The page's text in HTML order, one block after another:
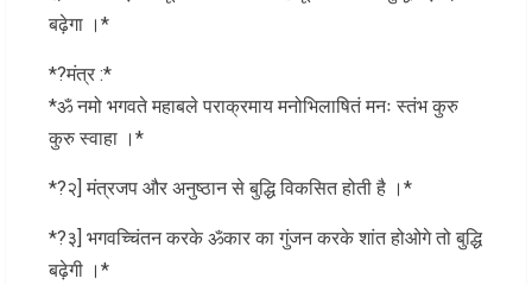
बढ़ेगा ।*
*?मंत्र :*
*ॐ नमो भगवते महाबले पराक्रमाय मनोभिलाषितं मनः स्तंभ कुरु
कुरु स्वाहा ।*
*?२] मंत्रजप और अनुष्ठान से बुद्धि विकसित होती है ।*
*?३] भगवच्चिंतन करके ॐकार का गुंजन करके शांत होओगे तो बुद्धि
बढ़ेगी ।*